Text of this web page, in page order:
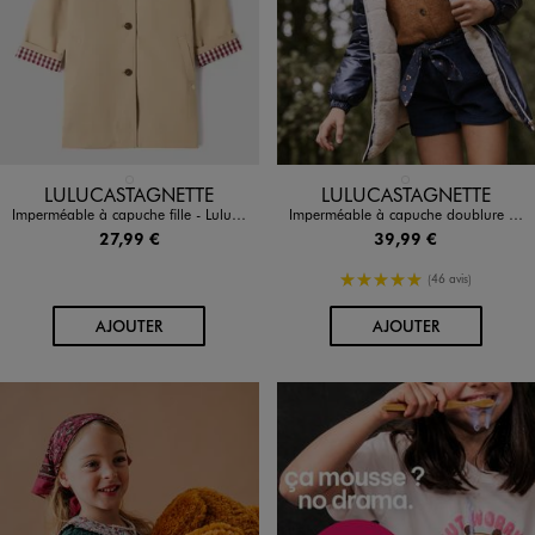
Disponible en 1 coloris
LULUCASTAGNETTE
Imperméable à capuche fille - LuluCastagnette
27,99 €
AJOUTERAU PANIER
Disponible en 1 coloris
LULUCASTAGNETTE
Imperméable à capuche doublure chaude fille - LuluCastagnette
39,99 €
5/5 de moyenne
(46 avis)
AJOUTERAU PANIER